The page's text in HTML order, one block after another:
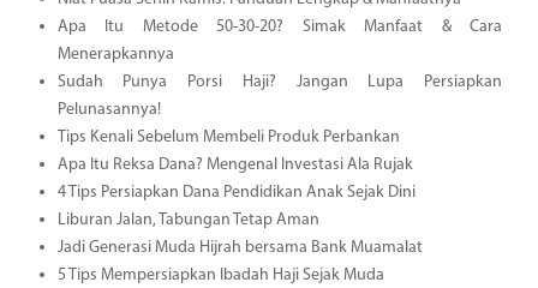
Apa Itu Metode 50-30-20? Simak Manfaat & Cara
Menerapkannya
Sudah Punya Porsi Haji? Jangan Lupa Persiapkan
Pelunasannya!
Tips Kenali Sebelum Membeli Produk Perbankan
Apa Itu Reksa Dana? Mengenal Investasi Ala Rujak
4 Tips Persiapkan Dana Pendidikan Anak Sejak Dini
Liburan Jalan, Tabungan Tetap Aman
Jadi Generasi Muda Hijrah bersama Bank Muamalat
5 Tips Mempersiapkan Ibadah Haji Sejak Muda